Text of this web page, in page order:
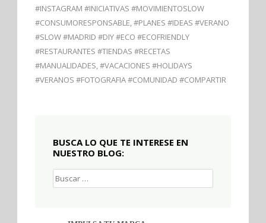
#INSTAGRAM #INICIATIVAS #MOVIMIENTOSLOW
#CONSUMORESPONSABLE,#PLANES #IDEAS #VERANO
#SLOW #MADRID #DIY #ECO #ECOFRIENDLY
#RESTAURANTES #TIENDAS #RECETAS
#MANUALIDADES,#VACACIONES #HOLIDAYS
#VERANOS #FOTOGRAFIA #COMUNIDAD #COMPARTIR
BUSCA LO QUE TE INTERESE EN
NUESTRO BLOG:
Buscar: